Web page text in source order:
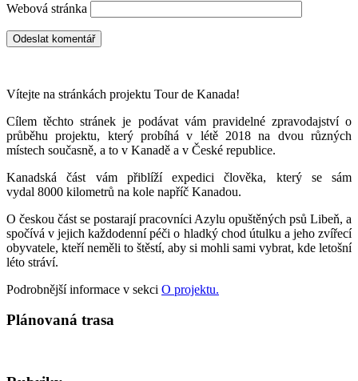
Webová stránka
Vítejte na stránkách projektu Tour de Kanada!
Cílem těchto stránek je podávat vám pravidelné zpravodajství o
průběhu projektu, který probíhá v létě 2018 na dvou různých
místech současně, a to v Kanadě a v České republice.
Kanadská část vám přiblíží expedici člověka, který se sám
vydal 8000 kilometrů na kole napříč Kanadou.
O českou část se postarají pracovníci Azylu opuštěných psů Libeň, a
spočívá v jejich každodenní péči o hladký chod útulku a jeho zvířecí
obyvatele, kteří neměli to štěstí, aby si mohli sami vybrat, kde letošní
léto stráví.
Podrobnější informace v sekci O projektu.
Plánovaná trasa